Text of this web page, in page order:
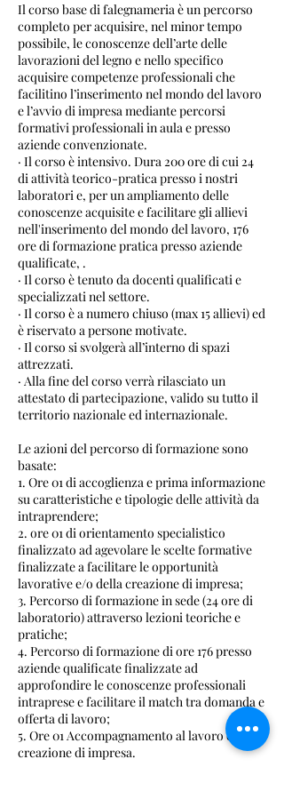
Il corso base di falegnameria è un percorso
completo per acquisire, nel minor tempo
possibile, le conoscenze dell’arte delle
lavorazioni del legno e nello specifico
acquisire competenze professionali che
facilitino l’inserimento nel mondo del lavoro
e l’avvio di impresa mediante percorsi
formativi professionali in aula e presso
aziende convenzionate.
· Il corso è intensivo. Dura 200 ore di cui 24
di attività teorico-pratica presso i nostri
laboratori e, per un ampliamento delle
conoscenze acquisite e facilitare gli allievi
nell'inserimento del mondo del lavoro, 176
ore di formazione pratica presso aziende
qualificate, .
· Il corso è tenuto da docenti qualificati e
specializzati nel settore.
· Il corso è a numero chiuso (max 15 allievi) ed
è riservato a persone motivate.
· Il corso si svolgerà all’interno di spazi
attrezzati.
· Alla fine del corso verrà rilasciato un
attestato di partecipazione, valido su tutto il
territorio nazionale ed internazionale.
Le azioni del percorso di formazione sono
basate:
1. Ore 01 di accoglienza e prima informazione
su caratteristiche e tipologie delle attività da
intraprendere;
2. ore 01 di orientamento specialistico
finalizzato ad agevolare le scelte formative
finalizzate a facilitare le opportunità
lavorative e/o della creazione di impresa;
3. Percorso di formazione in sede (24 ore di
laboratorio) attraverso lezioni teoriche e
pratiche;
4. Percorso di formazione di ore 176 presso
aziende qualificate finalizzate ad
approfondire le conoscenze professionali
intraprese e facilitare il match tra domanda e
offerta di lavoro;
5. Ore 01 Accompagnamento al lavoro e/o
creazione di impresa.